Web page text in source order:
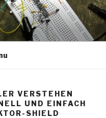
VERSTEHEN
UND EINFACH
SHIELD